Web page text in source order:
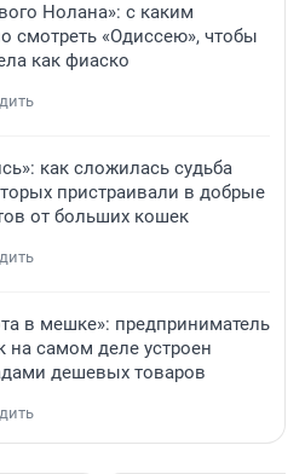
Нолана»: с каким
смотреть «Одиссею», чтобы
как фиаско
как сложилась судьба
пристраивали в добрые
от больших кошек
в мешке»: предприниматель
на самом деле устроен
дешевых товаров